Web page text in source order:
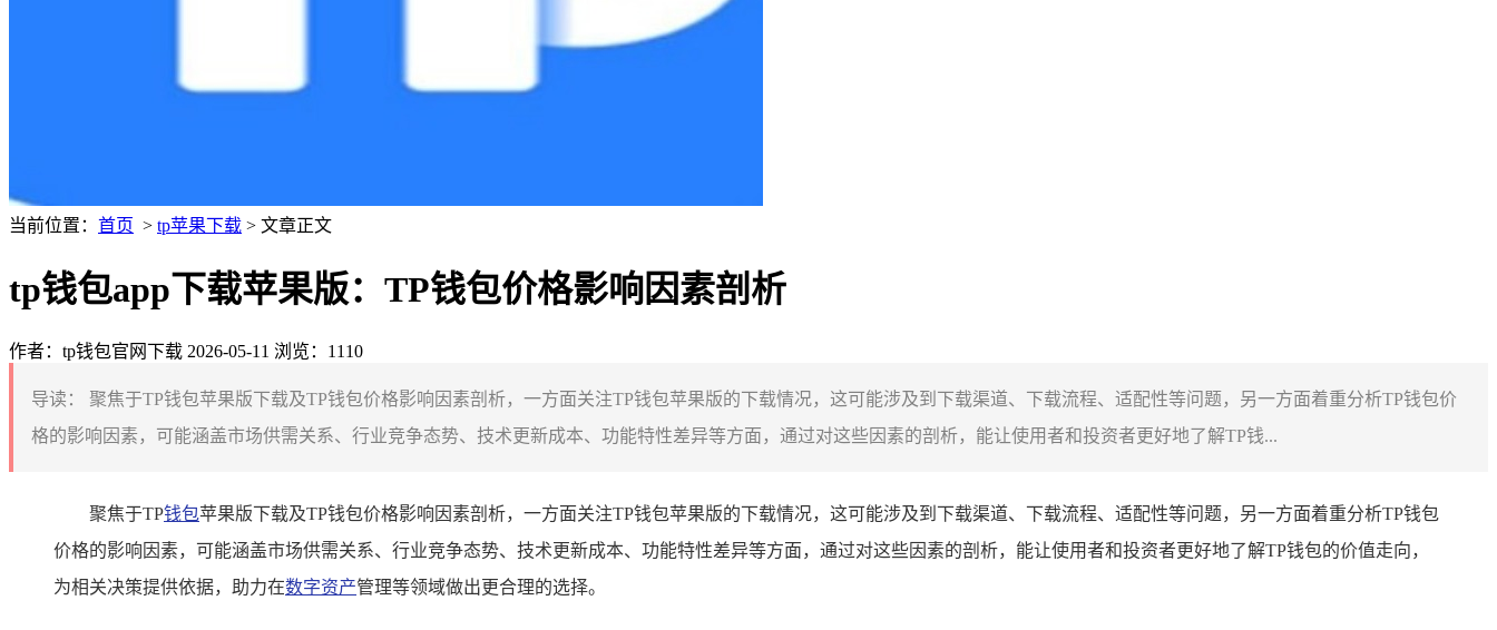
当前位置： 首页 > tp苹果下载 > 文章正文
tp钱包app下载苹果版：TP钱包价格影响因素剖析
作者：tp钱包官网下载 2026-05-11 浏览：1110
导读：
聚焦于TP钱包苹果版下载及TP钱包价格影响因素剖析，一方面关注TP钱包苹果版的下载情况，这可能涉及到下载渠道、下载流程、适配性等问题，另一方面着重分析TP钱包价
格的影响因素，可能涵盖市场供需关系、行业竞争态势、技术更新成本、功能特性差异等方面，通过对这些因素的剖析，能让使用者和投资者更好地了解TP钱...
聚焦于TP钱包苹果版下载及TP钱包价格影响因素剖析，一方面关注TP钱包苹果版的下载情况，这可能涉及到下载渠道、下载流程、适配性等问题，另一方面着重分析TP钱包
价格的影响因素，可能涵盖市场供需关系、行业竞争态势、技术更新成本、功能特性差异等方面，通过对这些因素的剖析，能让使用者和投资者更好地了解TP钱包的价值走向，
为相关决策提供依据，助力在数字资产管理等领域做出更合理的选择。